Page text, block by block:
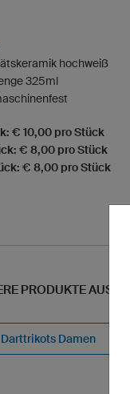
hochweiß
325ml
€ 10,00 pro Stück
€ 8,00 pro Stück
€ 8,00 pro Stück
PRODUKTE AUS
Darttrikots Damen